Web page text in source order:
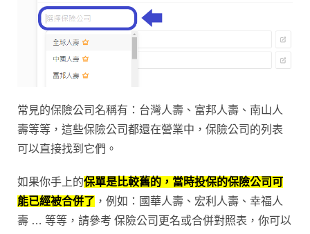
常見的保險公司名稱有：台灣人壽、富邦人壽、南山人
壽等等，這些保險公司都還在營業中，保險公司的列表
可以直接找到它們。
如果你手上的保單是比較舊的，當時投保的保險公司可
能已經被合併了 ，例如：國華人壽、宏利人壽、幸福人
壽 … 等等，請參考 保險公司更名或合併對照表 ，你可以